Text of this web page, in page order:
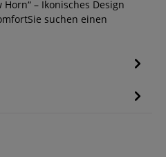
– Ikonisches Design
suchen einen